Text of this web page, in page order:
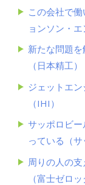
この会社で
ョンソン・エ
新たな問題
（日本精工）
ジェットエ
（IHI）
サッポロビ
っている（サ
周りの人の
（富士ゼロッ